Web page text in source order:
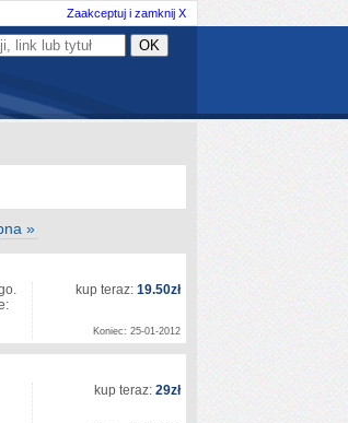
Zaakceptuj i zamknij X
»
kup teraz: 19.50zł
Koniec: 25-01-2012
kup teraz: 29zł